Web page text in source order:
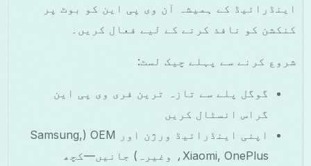
اینڈرائیڈ کے ہمیشہ آن وی پی این کو بوٹ پر
کنکشن کو نافذ کرنے کے لیے فعال کریں۔
شروع کرنے سے پہلے چیک لسٹ:
گوگل پلے سے تازہ ترین فری وی پی این
گراس انسٹال کریں
اپنی اینڈرائیڈ ورژن اور OEM (Samsung,
Xiaomi, OnePlus، وغیرہ) جانیں—کچھ